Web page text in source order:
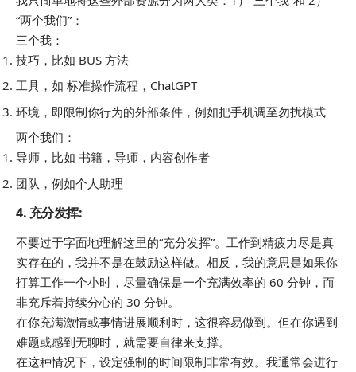
“两个我们”：
三个我：
技巧，比如 BUS 方法
工具，如 标准操作流程，ChatGPT
环境，即限制你行为的外部条件，例如把手机调至勿扰模式
两个我们：
导师，比如 书籍，导师，内容创作者
团队，例如个人助理
4. 充分发挥:
不要过于字面地理解这里的“充分发挥”。工作到精疲力尽是真
实存在的，我并不是在鼓励这样做。相反，我的意思是如果你
打算工作一个小时，尽量确保是一个充满效率的 60 分钟，而
非充斥着持续分心的 30 分钟。
在你充满激情或事情进展顺利时，这很容易做到。但在你遇到
难题或感到无聊时，就需要自律来支撑。
在这种情况下，设定强制的时间限制非常有效。我通常会进行